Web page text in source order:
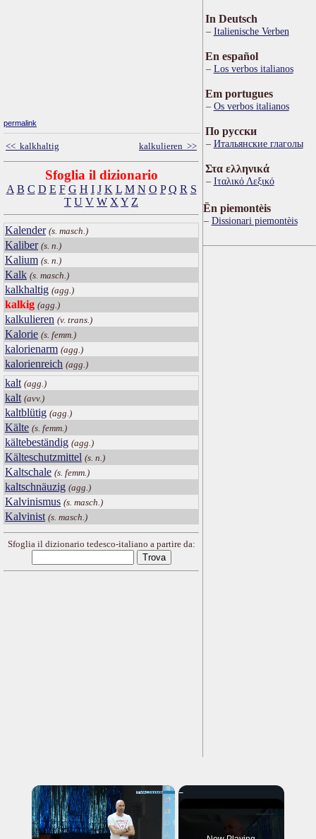
permalink
<< kalkhaltig kalkulieren >>
Sfoglia il dizionario
A B C D E F G H I J K L M N O P Q R S
T U V W X Y Z
Kalender (s. masch.)
Kaliber (s. n.)
Kalium (s. n.)
Kalk (s. masch.)
kalkhaltig (agg.)
kalkig (agg.)
kalkulieren (v. trans.)
Kalorie (s. femm.)
kalorienarm (agg.)
kalorienreich (agg.)
kalt (agg.)
kalt (avv.)
kaltblütig (agg.)
Kälte (s. femm.)
kältebeständig (agg.)
Kälteschutzmittel (s. n.)
Kaltschale (s. femm.)
kaltschnäuzig (agg.)
Kalvinismus (s. masch.)
Kalvinist (s. masch.)
Sfoglia il dizionario tedesco-italiano a partire da:
In Deutsch
Italienische Verben
En español
Los verbos italianos
Em portugues
Os verbos italianos
По русски
Итальянские глаголы
Στα ελληνικά
Ιταλικό Λεξικό
Ën piemontèis
Dissionari piemontèis
×